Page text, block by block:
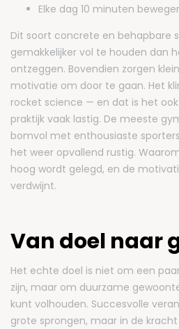
Elke dag 10 minuten
Dit soort concrete en behapbare
gemakkelijker vol te houden dan
ontzeggen. Bovendien zorgen
motivatie om door te gaan. Het
rocket science — en dat is het
praktijk vaak lastig. De meeste
bomvol met enthousiaste
het weer opvallend rustig.
hoog wordt gelegd, en de
verdwijnt.
Van doel naar
Het echte doel is niet om een
zijn, maar om duurzame
kunt volhouden. Succesvolle
grote sprongen, maar in de